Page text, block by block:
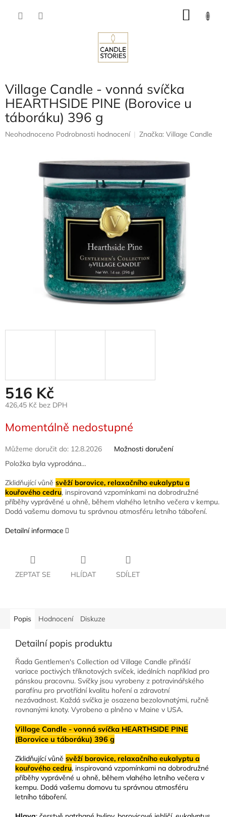
Village Candle - vonná svíčka
HEARTHSIDE PINE (Borovice u
táboráku) 396 g
Průměrné
Neohodnoceno Podrobnosti hodnocení Značka: Village Candle
516 Kč
426,45 Kč bez DPH
cena:
Momentálně nedostupné
Můžeme doručit do: 12.8.2026
Možnosti doručení
Položka byla vyprodána…
Zklidňující vůně svěží borovice, relaxačního eukalyptu a
kouřového cedru, inspirovaná vzpomínkami na dobrodružné
příběhy vyprávěné u ohně, během vlahého letního večera v kempu.
Dodá vašemu domovu tu správnou atmosféru letního táboření.
Detailní informace
ZEPTAT SE HLÍDAT SDÍLET
Popis Hodnocení Diskuze
Detailní popis produktu
Řada Gentlemen's Collection od Village Candle přináší
variace poctivých tříknotových svíček, ideálních například pro
pánskou pracovnu. Svíčky jsou vyrobeny z potravinářského
parafínu pro prvotřídní kvalitu hoření a zdravotní
nezávadnost. Každá svíčka je osazena bezolovnatými, ručně
rovnanými knoty. Vyrobeno a plněno v Maine v USA.
Village Candle - vonná svíčka HEARTHSIDE PINE
(Borovice u táboráku) 396 g
Zklidňující vůně svěží borovice, relaxačního eukalyptu a
kouřového cedru, inspirovaná vzpomínkami na dobrodružné
příběhy vyprávěné u ohně, během vlahého letního večera v
kempu. Dodá vašemu domovu tu správnou atmosféru
letního táboření.